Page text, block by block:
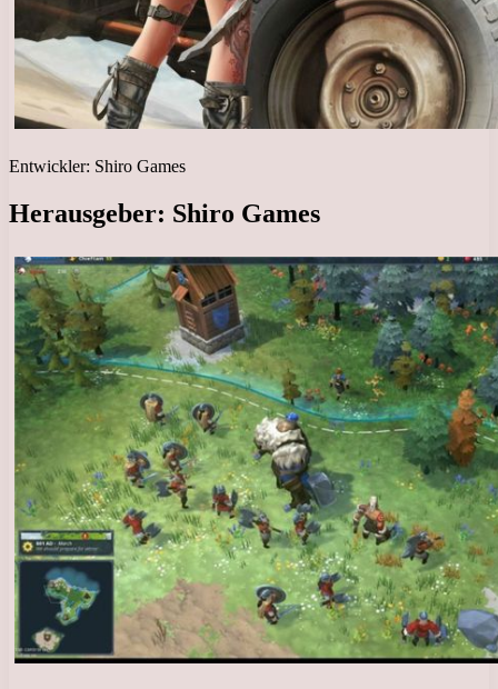
Entwickler: Shiro Games
Herausgeber: Shiro Games